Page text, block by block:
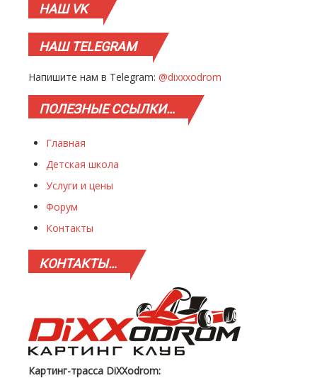
НАШVK
НАШTELEGRAM
Напишите нам в Telegram: @dixxxodrom
ПОЛЕЗНЫЕССЫЛКИ…
Главная
Детская школа
Услуги и цены
Форум
Контакты
КОНТАКТЫ…
Картинг-трасса DiXXodrom: